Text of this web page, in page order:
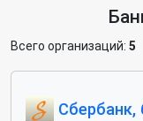
Всего организаций: 5
Сбербанк,